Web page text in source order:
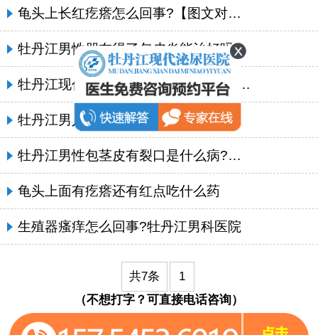
龟头上长红疙瘩怎么回事?【图文对照】
牡丹江男性朋友得了包皮炎能治好吗?
牡丹江现代泌尿医院:男性下面瘙痒是什么原因
牡丹江男人包皮龟头炎需要如何护理?
牡丹江男性包茎皮有裂口是什么病?包皮开裂应该怎么办?
龟头上面有疙瘩还有红点吃什么药
生殖器瘙痒怎么回事?牡丹江男科医院
共7条
1
（不想打字？可直接电话咨询）